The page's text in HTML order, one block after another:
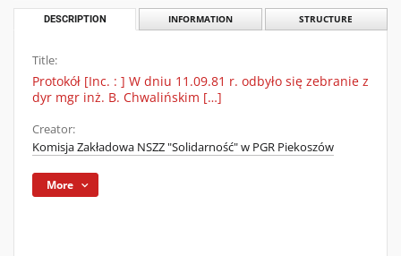
DESCRIPTION INFORMATION STRUCTURE
Title:
Protokół [Inc. : ] W dniu 11.09.81 r. odbyło się zebranie z
dyr mgr inż. B. Chwalińskim […]
Creator:
Komisja Zakładowa NSZZ "Solidarność" w PGR Piekoszów
More